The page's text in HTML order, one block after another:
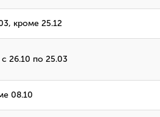
кроме 25.12
26.10 по 25.03
08.10